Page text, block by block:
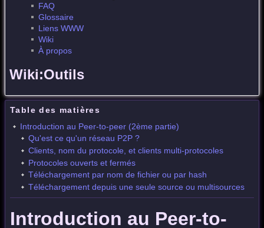
FAQ
Glossaire
Liens WWW
Wiki
À propos
Wiki:Outils
Table des matières
Introduction au Peer-to-peer (2ème partie)
Qu'est ce qu'un réseau P2P ?
Clients, nom du protocole, et clients multi-protocoles
Protocoles ouverts et fermés
Téléchargement par nom de fichier ou par hash
Téléchargement depuis une seule source ou multisources
Introduction au Peer-to-